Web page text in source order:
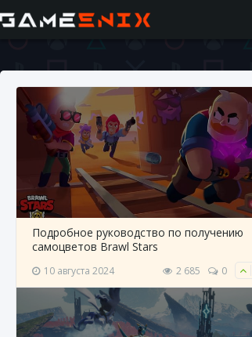
Подробное руководство по получению
самоцветов Brawl Stars
10 августа 2024 2 685 0